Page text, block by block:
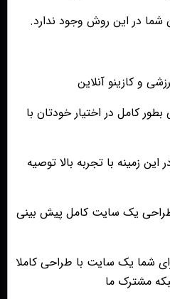
شما در این روش وجود ندارد.
و کازینو آنلاین
کامل در اختیار خودتان با
زمینه با تجربه بالا توصیه
یک سایت کامل پیش بینی
شما یک سایت با طراحی کاملا
مشترک ما